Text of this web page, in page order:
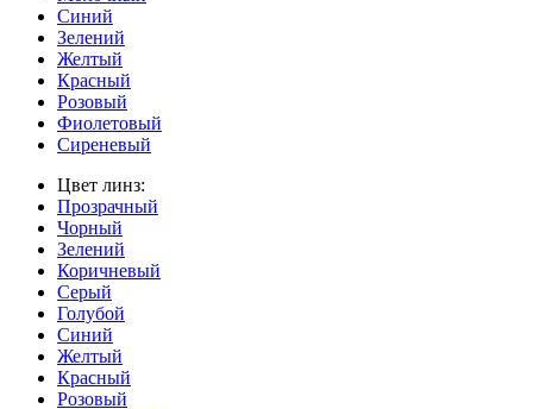
Синий
Зелений
Желтый
Красный
Розовый
Фиолетовый
Сиреневый
Цвет линз:
Прозрачный
Чорный
Зелений
Коричневый
Серый
Голубой
Синий
Желтый
Красный
Розовый